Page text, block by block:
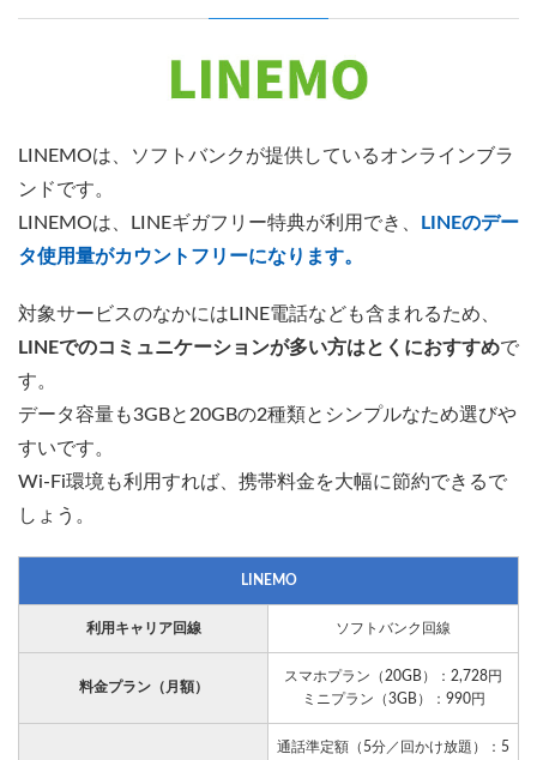
LINEMOは、ソフトバンクが提供しているオンラインブラ
ンドです。
LINEMOは、LINEギガフリー特典が利用でき、
LINEのデー
タ使用量がカウントフリーになります。
対象サービスのなかにはLINE電話なども含まれるため、
LINEでのコミュニケーションが多い方はとくにおすすめで
す。
データ容量も3GBと20GBの2種類とシンプルなため選びや
すいです。
Wi-Fi環境も利用すれば、携帯料金を大幅に節約できるで
しょう。
LINEMO
利用キャリア回線 ソフトバンク回線
料金プラン（月額）
スマホプラン（20GB）：2,728円
ミニプラン（3GB）：990円
通話準定額（5分／回かけ放題）：5